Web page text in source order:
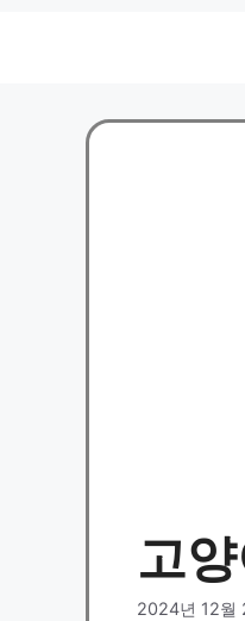
고
2024년 12월